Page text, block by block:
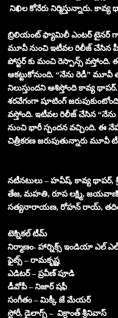
నిఖిల కోనేరు నిర్మిస్తున్నారు.
బ్రిలియంట్ ఫ్యామిలీ ఎంటర్ టైనర్ గా
మూవీ నుంచి ఇటీవల రిలీజ్ చేసిన
పోస్టర్ కు మంచి రెస్పాన్స్ వస్తోంది. ఈ
ఆకట్టుకోనుంది. “నేను రెడీ” మూవీ
నిలుస్తుందని ఆశిస్తోంది కావ్య
శరవేగంగా షూటింగ్
వస్తోంది. ఇటీవల రిలీజ్ చేసిన “నేను
నుంచి భారీ స్పందన వచ్చింది. ఈ
చిత్రీకరణ జరుపుతున్నారు మూవీ
నటీనటులు – హవీష్, కావ్య థాపర్,
తేజ, మహతి, రూప లక్ష్మి,
సత్యనారాయణ, రోహన్ రాయ్,
టెక్నికల్ టీమ్
నిర్మాణం- హార్నిక్స్ ఇండియా ఎల్
ఫైట్స్ – రామకృష్ణ
ఎడిటర్ – ప్రవీణ్ పూడి
డీవోపీ – నిజార్ షఫీ
సంగీతం – మిక్కీ జే మేయర్
స్టోరీ, డైలాగ్స్ – విక్రాంత్ శ్రీనివాస్